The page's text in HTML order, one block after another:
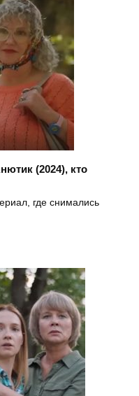
(2024), кто
где снимались